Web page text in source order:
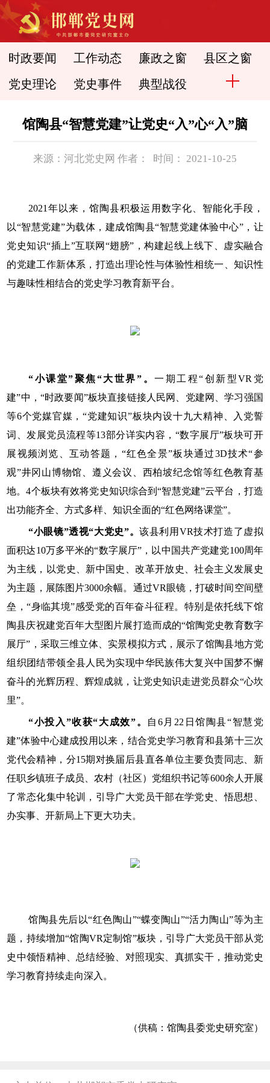
时政要闻 工作动态 廉政之窗 县区之窗
党史理论 党史事件 典型战役
​馆陶县“智慧党建”让党史“入”心“入”脑
来源：河北党史网 作者： 时间： 2021-10-25
2021年以来，馆陶县积极运用数字化、智能化手段，
以“智慧党建”为载体，建成馆陶县“智慧党建体验中心”，让
党史知识“插上”互联网“翅膀”，构建起线上线下、虚实融合
的党建工作新体系，打造出理论性与体验性相统一、知识性
与趣味性相结合的党史学习教育新平台。
“小课堂”聚焦“大世界”。一期工程“创新型VR党
建”中，“时政要闻”板块直接链接人民网、党建网、学习强国
等6个党媒官媒，“党建知识”板块内设十九大精神、入党誓
词、发展党员流程等13部分详实内容，“数字展厅”板块可开
展视频浏览、互动答题，“红色全景”板块通过3D技术“参
观”井冈山博物馆、遵义会议、西柏坡纪念馆等红色教育基
地。4个板块有效将党史知识综合到“智慧党建”云平台，打造
出功能齐全、方式多样、知识全面的“红色网络课堂”。
“小眼镜”透视“大党史”。该县利用VR技术打造了虚拟
面积达10万多平米的“数字展厅”，以中国共产党建党100周年
为主线，以党史、新中国史、改革开放史、社会主义发展史
为主题，展陈图片3000余幅。通过VR眼镜，打破时间空间壁
垒，“身临其境”感受党的百年奋斗征程。特别是依托线下馆
陶县庆祝建党百年大型图片展打造而成的“馆陶党史教育数字
展厅”，采取三维立体、实景模拟方式，展示了馆陶县地方党
组织团结带领全县人民为实现中华民族伟大复兴中国梦不懈
奋斗的光辉历程、辉煌成就，让党史知识走进党员群众“心坎
里”。
“小投入”收获“大成效”。
自6月22日馆陶县“智慧党
建”体验中心建成投用以来，结合党史学习教育和县第十三次
党代会精神，分15期对换届后县直各单位主要负责同志、新
任职乡镇班子成员、农村（社区）党组织书记等600余人开展
了常态化集中轮训，引导广大党员干部在学党史、悟思想、
办实事、开新局上下更大功夫。
馆陶县先后以“红色陶山”“蝶变陶山”“活力陶山”等为主
题，持续增加“馆陶VR定制馆”板块，引导广大党员干部从党
史中领悟精神、总结经验、对照现实、真抓实干，推动党史
学习教育持续走向深入。
（供稿：馆陶县委党史研究室）